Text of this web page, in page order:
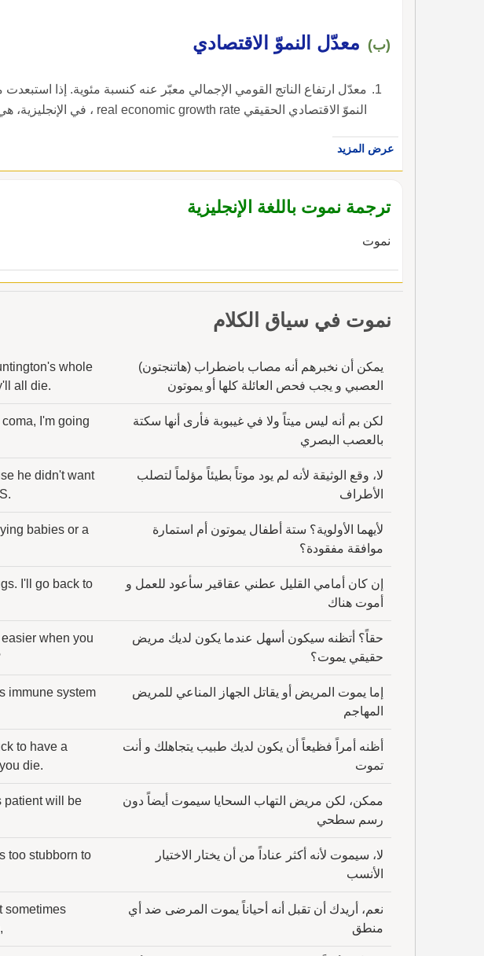
(ب) معدّل النموّ الاقتصادي
معدّل ارتفاع الناتج القومي الإجمالي معبّر عنه كنسبة مئوية. إذا
النموّ الاقتصادي الحقيقي real economic growth rate ، في الإنجليزية، هي economic growth rate.
عرض المزيد
ترجمة نموت باللغة الإنجليزية
نموت
نموت في سياق الكلام
يمكن أن نخبرهم أنه مصاب باضطراب (هاتنجتون)
العصبي و يجب فحص العائلة كلها أو يموتون
whole
all die.
لكن بم أنه ليس ميتاً ولا في غيبوبة فأرى أنها سكتة
بالعصب البصري
I'm going
لا، وقع الوثيقة لأنه لم يود موتاً بطيئاً مؤلماً لتصلب
الأطراف
he didn't want
لأيهما الأولوية؟ ستة أطفال يموتون أم استمارة
موافقة مفقودة؟
babies or a
إن كان أمامي القليل عطني عقاقير سأعود للعمل و
أموت هناك
I'll go back to
حقاً؟ أتظنه سيكون أسهل عندما يكون لديك مريض
حقيقي يموت؟
when you
إما يموت المريض أو يقاتل الجهاز المناعي للمريض
المهاجم
immune system
أظنه أمراً فظيعاً أن يكون لديك طبيب يتجاهلك و أنت
تموت
to have a
die.
ممكن، لكن مريض التهاب السحايا سيموت أيضاً دون
رسم سطحي
patient will be
لا، سيموت لأنه أكثر عناداً من أن يختار الاختيار
الأنسب
too stubborn to
نعم، أريدك أن تقبل أنه أحياناً يموت المرضى ضد أي
منطق
sometimes